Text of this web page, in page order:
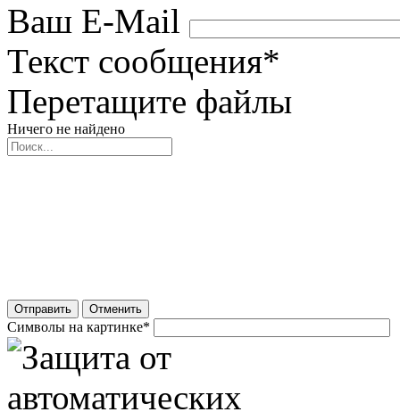
Ваш E-Mail
Текст сообщения*
Перетащите файлы
Ничего не найдено
Отправить Отменить
Символы на картинке*